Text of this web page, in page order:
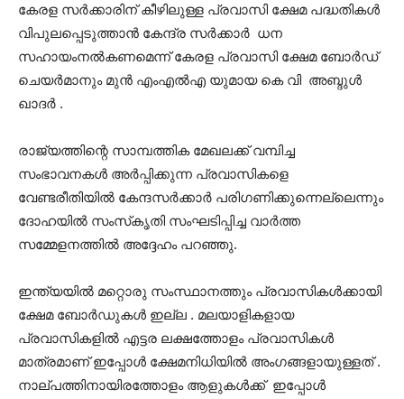
കേരള സർക്കാരിന് കീഴിലുള്ള പ്രവാസി ക്ഷേമ പദ്ധതികൾ
വിപുലപ്പെടുത്താൻ കേന്ദ്ര സർക്കാർ ധന
സഹായംനൽകണമെന്ന് കേരള പ്രവാസി ക്ഷേമ ബോർഡ്
ചെയർമാനും മുൻ എംഎൽഎ യുമായ കെ വി അബ്ദുൾ
ഖാദർ .
രാജ്യത്തിന്റെ സാമ്പത്തിക മേഖലക്ക് വമ്പിച്ച
സംഭാവനകൾ അർപ്പിക്കുന്ന പ്രവാസികളെ
വേണ്ടരീതിയിൽ കേന്ദസർക്കാർ പരിഗണിക്കുന്നെല്ലെന്നും
ദോഹയിൽ സംസ്‌കൃതി സംഘടിപ്പിച്ച വാർത്ത
സമ്മേളനത്തിൽ അദ്ദേഹം പറഞ്ഞു.
ഇന്ത്യയിൽ മറ്റൊരു സംസ്ഥാനത്തും പ്രവാസികൾക്കായി
ക്ഷേമ ബോർഡുകൾ ഇല്ല . മലയാളികളായ
പ്രവാസികളിൽ എട്ടര ലക്ഷത്തോളം പ്രവാസികൾ
മാത്രമാണ് ഇപ്പോൾ ക്ഷേമനിധിയിൽ അംഗങ്ങളായുള്ളത് .
നാല്പത്തിനായിരത്തോളം ആളുകൾക്ക് ഇപ്പോൾ